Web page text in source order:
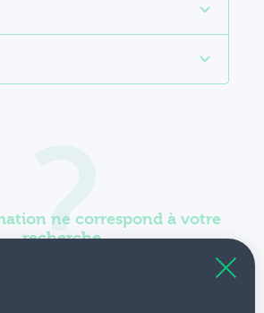
ne correspond à votre
recherche.
votre requête en élargissant